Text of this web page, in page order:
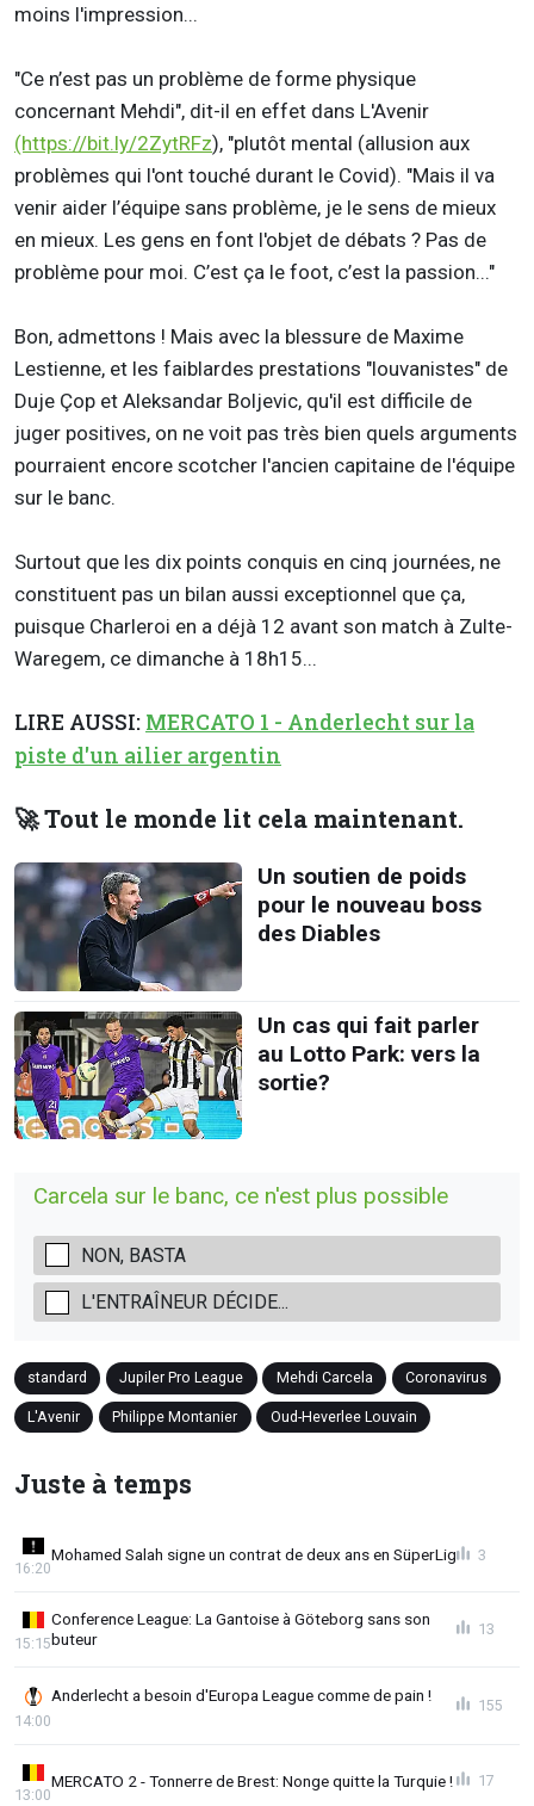
moins l'impression...
"Ce n’est pas un problème de forme physique
concernant Mehdi", dit-il en effet dans L'Avenir
(https://bit.ly/2ZytRFz), "plutôt mental (allusion aux
problèmes qui l'ont touché durant le Covid). "Mais il va
venir aider l’équipe sans problème, je le sens de mieux
en mieux. Les gens en font l'objet de débats ? Pas de
problème pour moi. C’est ça le foot, c’est la passion..."
Bon, admettons ! Mais avec la blessure de Maxime
Lestienne, et les faiblardes prestations "louvanistes" de
Duje Çop et Aleksandar Boljevic, qu'il est difficile de
juger positives, on ne voit pas très bien quels arguments
pourraient encore scotcher l'ancien capitaine de l'équipe
sur le banc.
Surtout que les dix points conquis en cinq journées, ne
constituent pas un bilan aussi exceptionnel que ça,
puisque Charleroi en a déjà 12 avant son match à Zulte-
Waregem, ce dimanche à 18h15...
LIRE AUSSI: MERCATO 1 - Anderlecht sur la
piste d'un ailier argentin
🚀 Tout le monde lit cela maintenant.
Un soutien de poids
pour le nouveau boss
des Diables
Un cas qui fait parler
au Lotto Park: vers la
sortie?
Carcela sur le banc, ce n'est plus possible
NON, BASTA
L'ENTRAÎNEUR DÉCIDE...
standard Jupiler Pro League Mehdi Carcela Coronavirus
L'Avenir Philippe Montanier Oud-Heverlee Louvain
Juste à temps
Mohamed Salah signe un contrat de deux ans en SüperLig
16:20
3
Conference League: La Gantoise à Göteborg sans son
buteur
15:15
13
Anderlecht a besoin d'Europa League comme de pain !
14:00
155
MERCATO 2 - Tonnerre de Brest: Nonge quitte la Turquie !
13:00
17